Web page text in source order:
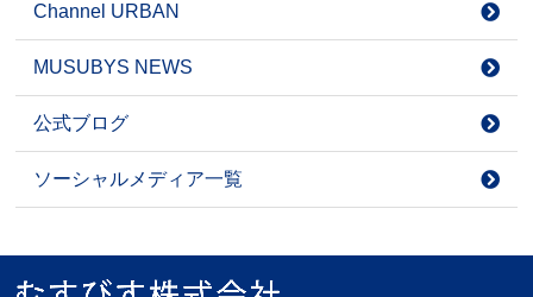
Channel URBAN
MUSUBYS NEWS
公式ブログ
ソーシャルメディア一覧